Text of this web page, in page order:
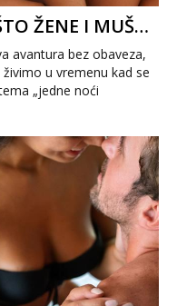
ISPOVIJESTI IZ KREVETA: ŠTO ŽENE I MUŠKARCI STVARNO MISLE O SEKSU NA JEDNU NOĆ
avantura bez obaveza,
u vremenu kad se
„jedne noći